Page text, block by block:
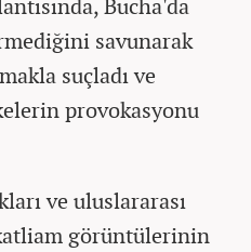
Bucha'da
savunarak
suçladı ve
provokasyonu
ve uluslararası
görüntülerinin